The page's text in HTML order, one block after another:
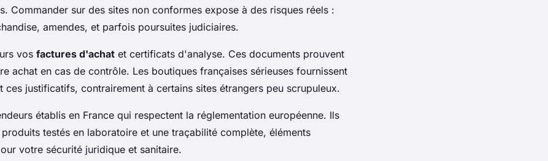
Commander sur des sites non conformes expose à des risques réels :
amendes, et parfois poursuites judiciaires.
vos factures d'achat et certificats d'analyse. Ces documents prouvent
achat en cas de contrôle. Les boutiques françaises sérieuses fournissent
ces justificatifs, contrairement à certains sites étrangers peu scrupuleux.
établis en France qui respectent la réglementation européenne. Ils
testés en laboratoire et une traçabilité complète, éléments
votre sécurité juridique et sanitaire.